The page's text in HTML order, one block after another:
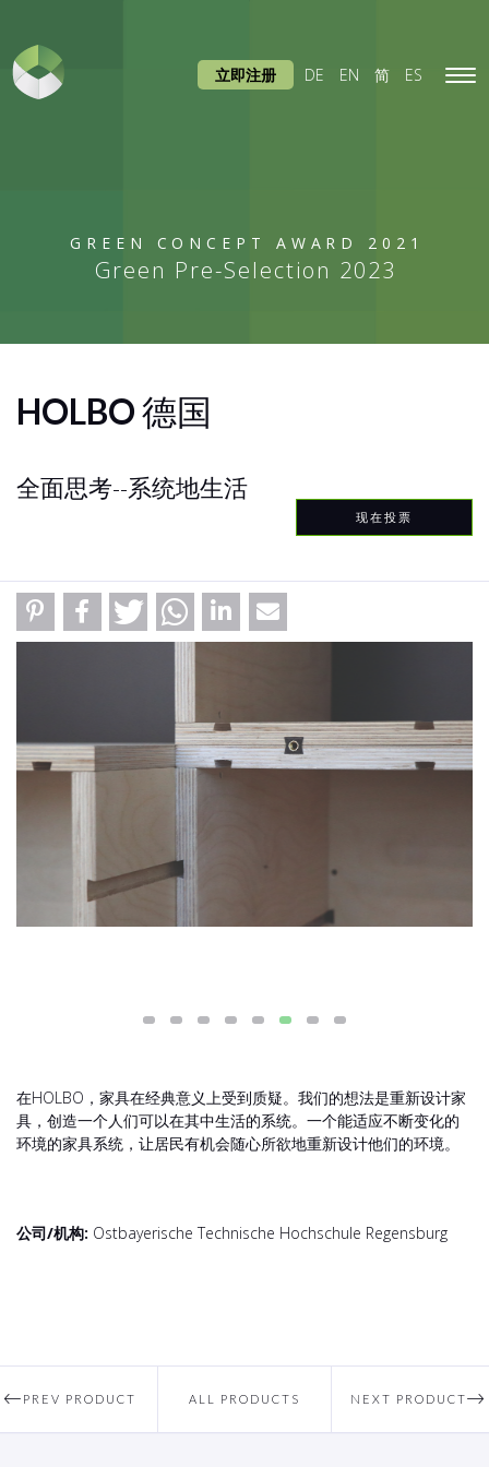
GREEN CONCEPT AWARD 2021
Green Pre-Selection 2023
立即注册 DE EN 简 ES
HOLBO德国
全面思考--系统地生活
在HOLBO，家具在经典意义上受到质疑。我们的想法是重新设计家
具，创造一个人们可以在其中生活的系统。一个能适应不断变化的
环境的家具系统，让居民有机会随心所欲地重新设计他们的环境。
公司/机构: Ostbayerische Technische Hochschule Regensburg
PREV PRODUCT ALL PRODUCTS NEXT PRODUCT